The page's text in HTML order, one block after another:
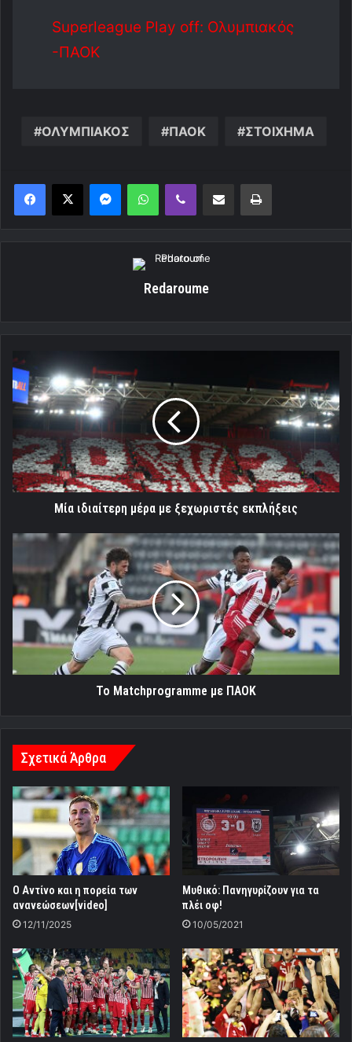
Superleague Play off: Ολυμπιακός
-ΠΑΟΚ
ΟΛΥΜΠΙΑΚΟΣ ΠΑΟΚ ΣΤΟΙΧΗΜΑ
MessengerWhatsAppViber Κοινοποίηση μέσω ηλεκτρονικού ταχυδρομείουΕκτύπωση
Redaroume
Μία
ιδιαίτερη
μέρα
με
ξεχωριστές
εκπλήξεις
Μία ιδιαίτερη μέρα με ξεχωριστές εκπλήξεις
Το
Matchprogramme
με
ΠΑΟΚ
Το Matchprogramme με ΠΑΟΚ
Σχετικά Άρθρα
Ο Αντίνο και η πορεία των
ανανεώσεων[video]
12/11/2025
Μυθικό: Πανηγυρίζουν για τα
πλέι οφ!
10/05/2021